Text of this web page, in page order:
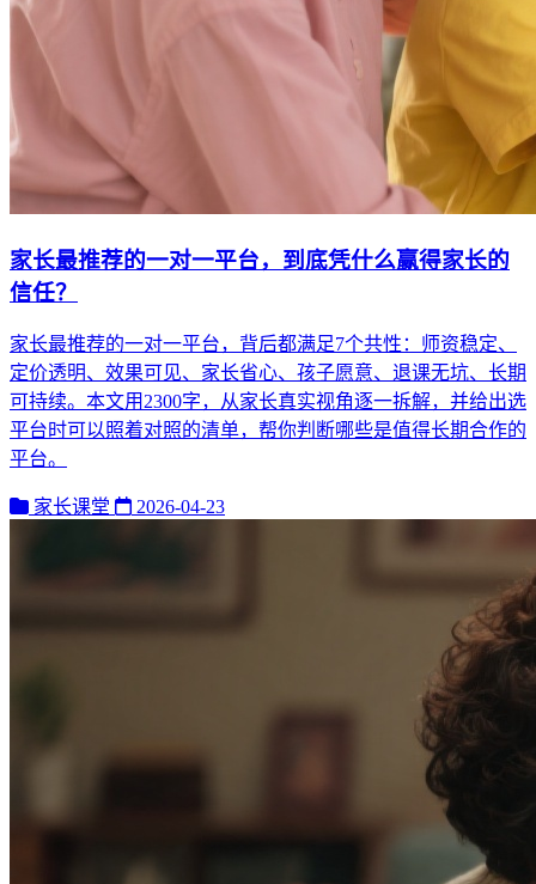
家长最推荐的一对一平台，到底凭什么赢得家长的
信任？
家长最推荐的一对一平台，背后都满足7个共性：师资稳定、
定价透明、效果可见、家长省心、孩子愿意、退课无坑、长期
可持续。本文用2300字，从家长真实视角逐一拆解，并给出选
平台时可以照着对照的清单，帮你判断哪些是值得长期合作的
平台。
家长课堂 2026-04-23